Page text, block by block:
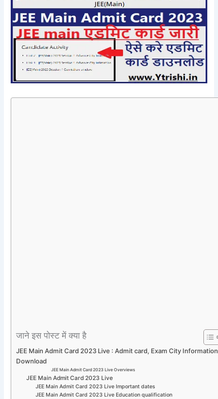
जाने इस पोस्ट में क्या है
JEE Main Admit Card 2023 Live : Admit card, Exam City Information
Download
JEE Main Admit Card 2023 Live Overviews
JEE Main Admit Card 2023 Live
JEE Main Admit Card 2023 Live Important dates
JEE Main Admit Card 2023 Live Education qualification